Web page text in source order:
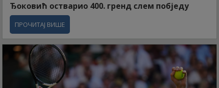
Ђоковић остварио 400. гренд слем побједу
ПРОЧИТАЈ ВИШЕ